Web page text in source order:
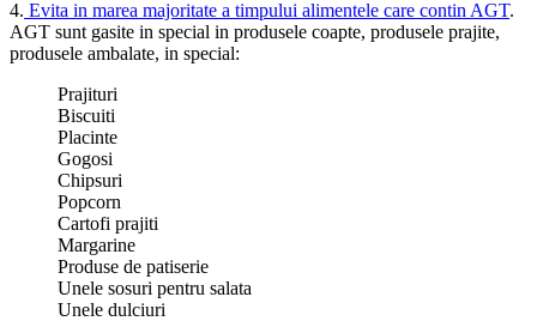
4. Evita in marea majoritate a timpului alimentele care contin AGT.
AGT sunt gasite in special in produsele coapte, produsele prajite,
produsele ambalate, in special:
Prajituri
Biscuiti
Placinte
Gogosi
Chipsuri
Popcorn
Cartofi prajiti
Margarine
Produse de patiserie
Unele sosuri pentru salata
Unele dulciuri